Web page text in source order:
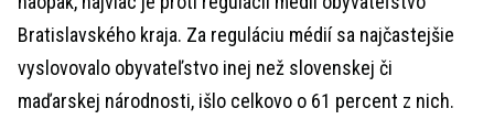
Bratislavského kraja. Za reguláciu médií sa najčastejšie
vyslovovalo obyvateľstvo inej než slovenskej či
maďarskej národnosti, išlo celkovo o 61 percent z nich.